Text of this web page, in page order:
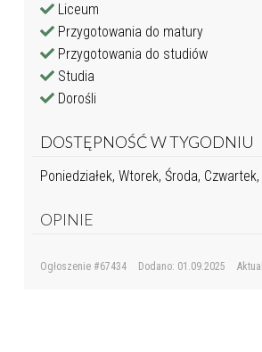
Liceum
Przygotowania do matury
Przygotowania do studiów
Studia
Dorośli
DOSTĘPNOŚĆ W TYGODNIU
Poniedziałek, Wtorek, Środa,
OPINIE
Ogłoszenie #67434 Dodano: 01.09.2025